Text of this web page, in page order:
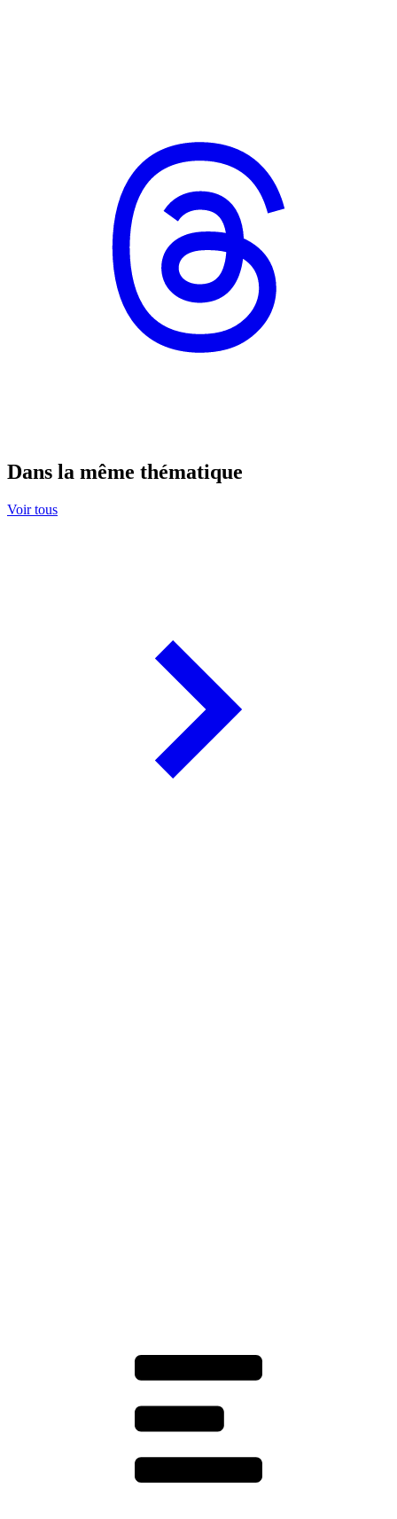
Dans la même thématique
Voir tous